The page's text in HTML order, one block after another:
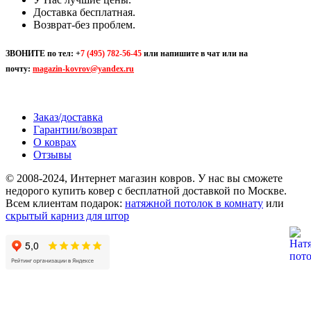
Доставка бесплатная.
Возврат-без проблем.
ЗВОНИТЕ по тел: +7 (495) 782-56-45 или напишите в чат или на
почту: magazin-kovrov@yandex.ru
Заказ/доставка
Гарантии/возврат
О коврах
Отзывы
© 2008-2024, Интернет магазин ковров. У нас вы сможете
недорого купить ковер с бесплатной доставкой по Москве.
Всем клиентам подарок: натяжной потолок в комнату или
скрытый карниз для штор